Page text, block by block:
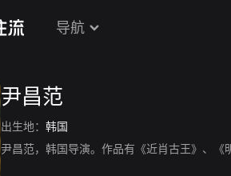
导航
尹昌范
出生地： 韩国
尹昌范，韩国导演。作品有《近肖古王》、《